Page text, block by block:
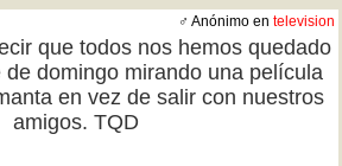
♂ Anónimo en television
que todos nos hemos quedado
domingo mirando una película
en vez de salir con nuestros
amigos. TQD